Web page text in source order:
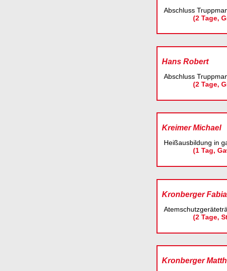
Abschluss
(2 Tage,
Hans Robert
Abschluss
(2 Tage,
Kreimer Michael
Heißausbildung in
(1 Tag,
Kronberger
(2 Tage,
Kronberger